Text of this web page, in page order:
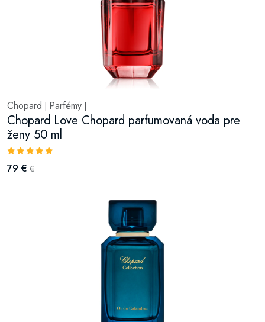
Chopard Parfémy
Chopard Love Chopard parfumovaná voda pre
ženy 50 ml
79 € €